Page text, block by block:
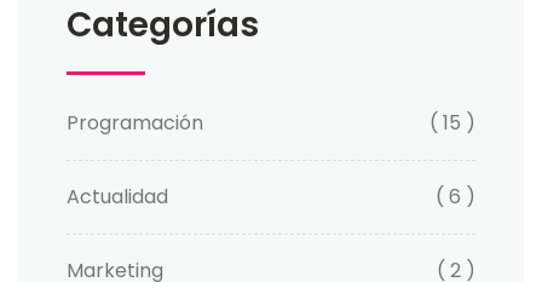
Categorías
Programación ( 15 )
Actualidad ( 6 )
Marketing ( 2 )